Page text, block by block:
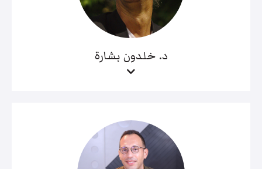
د. خلدون بشارة